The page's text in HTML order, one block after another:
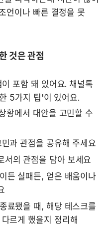
언이나 빠른 결정을 못
것은 관점
포함 돼 있어요. 채널톡
5가지 팁'이 있어요.
황에서 대안을 고민할 수
과 관점을 공유해 주세요
서의 관점을 담아 보세요
든 실패든, 얻은 배움이나
료됐을 때, 해당 테스크를
르게 했을지 정리해